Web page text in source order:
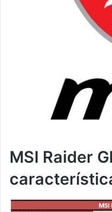
MSI Raider